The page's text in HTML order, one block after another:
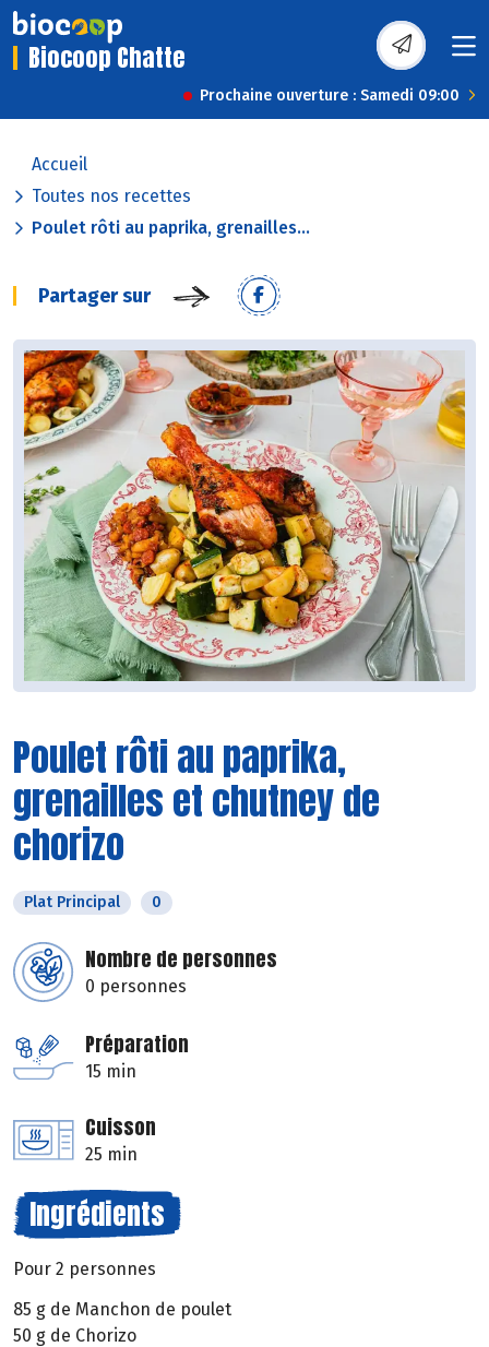
Biocoop Chatte
Prochaine ouverture : Samedi 09:00
Accueil
Toutes nos recettes
Poulet rôti au paprika, grenailles...
Partager sur
Poulet rôti au paprika,
grenailles et chutney de
chorizo
Plat Principal 0
Nombre de personnes
0 personnes
Préparation
15 min
Cuisson
25 min
Ingrédients
Pour 2 personnes
85 g de Manchon de poulet
50 g de Chorizo